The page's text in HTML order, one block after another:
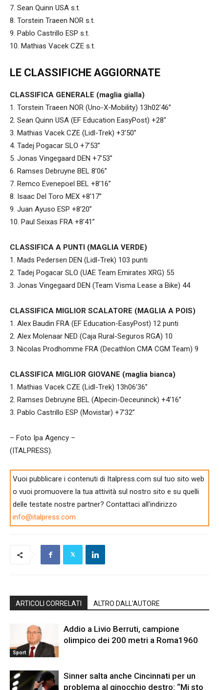
7. Sean Quinn USA s.t.
8. Torstein Traeen NOR s.t.
9. Pablo Castrillo ESP s.t.
10. Mathias Vacek CZE s.t.
LE CLASSIFICHE AGGIORNATE
CLASSIFICA GENERALE (maglia gialla)
1. Torstein Traeen NOR (Uno-X-Mobility) 13h02’46”
2. Sean Quinn USA (EF Education EasyPost) +28″
3. Mathias Vacek CZE (Lidl-Trek) +3’50”
4. Tadej Pogacar SLO +7’53”
5. Jonas Vingegaard DEN +7’53”
6. Ramses Debruyne BEL 8’06”
7. Remco Evenepoel BEL +8’16”
8. Isaac Del Toro MEX +8’17”
9. Juan Ayuso ESP +8’20”
10. Paul Seixas FRA +8’41”
CLASSIFICA A PUNTI (MAGLIA VERDE)
1. Mads Pedersen DEN (Lidl-Trek) 103 punti
2. Tadej Pogacar SLO (UAE Team Emirates XRG) 55
3. Jonas Vingegaard DEN (Team Visma Lease a Bike) 44
CLASSIFICA MIGLIOR SCALATORE (MAGLIA A POIS)
1. Alex Baudin FRA (EF Education-EasyPost) 12 punti
2. Alex Molenaar NED (Caja Rural-Seguros RGA) 10
3. Nicolas Prodhomme FRA (Decathlon CMA CGM Team) 9
CLASSIFICA MIGLIOR GIOVANE (maglia bianca)
1. Mathias Vacek CZE (Lidl-Trek) 13h06’36”
2. Ramses Debruyne BEL (Alpecin-Deceuninck) +4’16”
3. Pablo Castrillo ESP (Movistar) +7’32”
– Foto Ipa Agency –
(ITALPRESS).
Vuoi pubblicare i contenuti di Italpress.com sul tuo sito web
o vuoi promuovere la tua attività sul nostro sito e su quelli
delle testate nostre partner? Contattaci all'indirizzo
info@italpress.com
ARTICOLI CORRELATI ALTRO DALL'AUTORE
Sport
Addio a Livio Berruti, campione
olimpico dei 200 metri a Roma1960
Sinner salta anche Cincinnati per un
problema al ginocchio destro: “Mi sto